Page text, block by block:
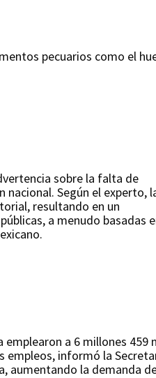
pecuarios como el
sobre la falta de
Según el experto,
resultando en un
a menudo basadas
a 6 millones 459
empleos, informó la
aumentando la demanda